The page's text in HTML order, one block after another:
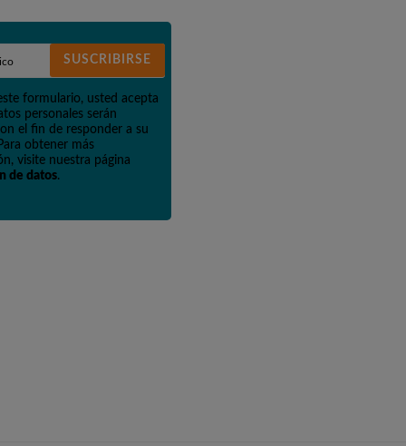
SUSCRIBIRSE
formulario, usted acepta
personales serán
el fin de responder a su
obtener más
visite nuestra página
de datos.